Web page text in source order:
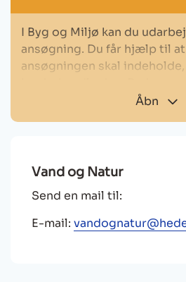
Åbn
I Byg og Miljø kan du
ansøgning. Du får hjælp til
ansøgningen skal
regler og særlige forhold,
MitID
Situationsplan med
Facadetegninger påført
Vand og Natur
Send en mail til:
E-mail: